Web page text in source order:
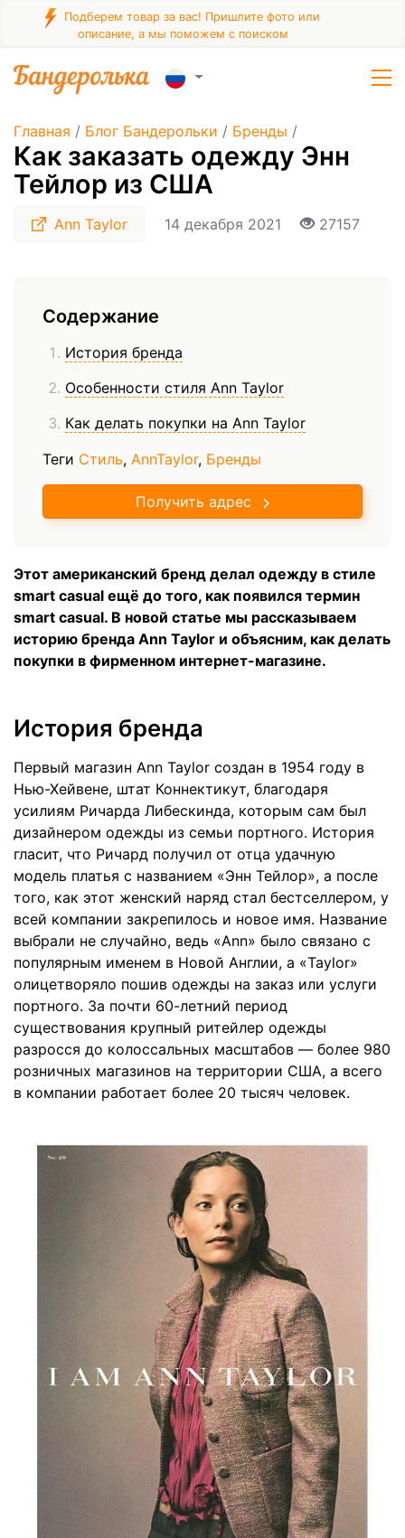
Подберем товар за вас! Пришлите фото или
описание, а мы поможем с поиском
Главная / Блог Бандерольки / Бренды /
Как заказать одежду Энн
Тейлор из США
Ann Taylor 14 декабря 2021 27157
Содержание
История бренда
Особенности стиля Ann Taylor
Как делать покупки на Ann Taylor
Теги Стиль, AnnTaylor, Бренды
Получить адрес
Этот американский бренд делал одежду в стиле
smart casual ещё до того, как появился термин
smart casual. В новой статье мы рассказываем
историю бренда Ann Taylor и объясним, как делать
покупки в фирменном интернет-магазине.
История бренда
Первый магазин Ann Taylor создан в 1954 году в
Нью-Хейвене, штат Коннектикут, благодаря
усилиям Ричарда Либескинда, которым сам был
дизайнером одежды из семьи портного. История
гласит, что Ричард получил от отца удачную
модель платья с названием «Энн Тейлор», а после
того, как этот женский наряд стал бестселлером, у
всей компании закрепилось и новое имя. Название
выбрали не случайно, ведь «Ann» было связано с
популярным именем в Новой Англии, а «Taylor»
олицетворяло пошив одежды на заказ или услуги
портного. За почти 60-летний период
существования крупный ритейлер одежды
разросся до колоссальных масштабов — более 980
розничных магазинов на территории США, а всего
в компании работает более 20 тысяч человек.